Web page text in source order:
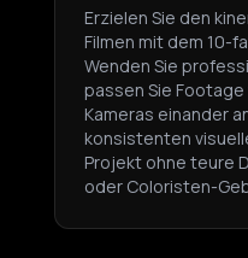
Erzielen Sie den
Filmen mit dem 10-
Wenden Sie
passen Sie
Kameras einander
konsistenten
Projekt ohne teure
oder Coloristen-